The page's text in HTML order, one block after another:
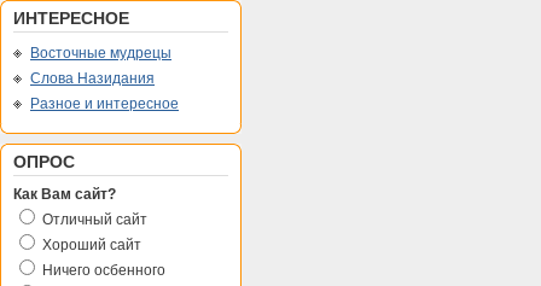
ИНТЕРЕСНОЕ
Восточные мудрецы
Слова Назидания
Разное и интересное
ОПРОС
Как Вам сайт?
Отличный сайт
Хороший сайт
Ничего осбенного